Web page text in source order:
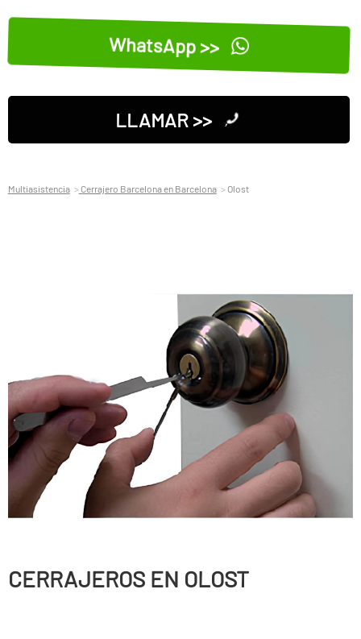
WhatsApp >>
LLAMAR >>
Multiasistencia Cerrajero Barcelona en Barcelona Olost
CERRAJEROS EN OLOST